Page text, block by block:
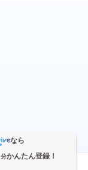
なら
分かんたん登録！